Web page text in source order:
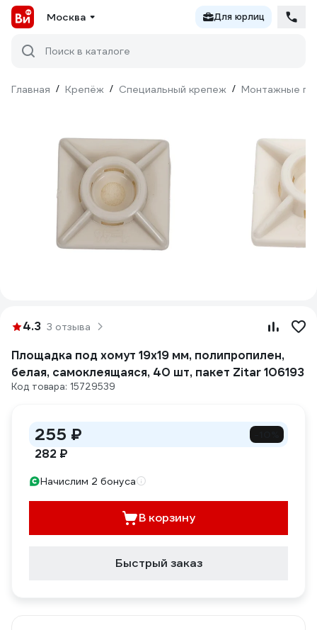
Москва Для юрлиц
Поиск в каталоге
Главная / Крепёж / Специальный крепеж / Монтажные
4.3 3 отзыва
Площадка под хомут 19x19 мм, полипропилен,
белая, самоклеящаяся, 40 шт, пакет Zitar 106193
Код товара: 15729539
255 ₽
282 ₽
Начислим 2 бонуса
В корзину
Быстрый заказ